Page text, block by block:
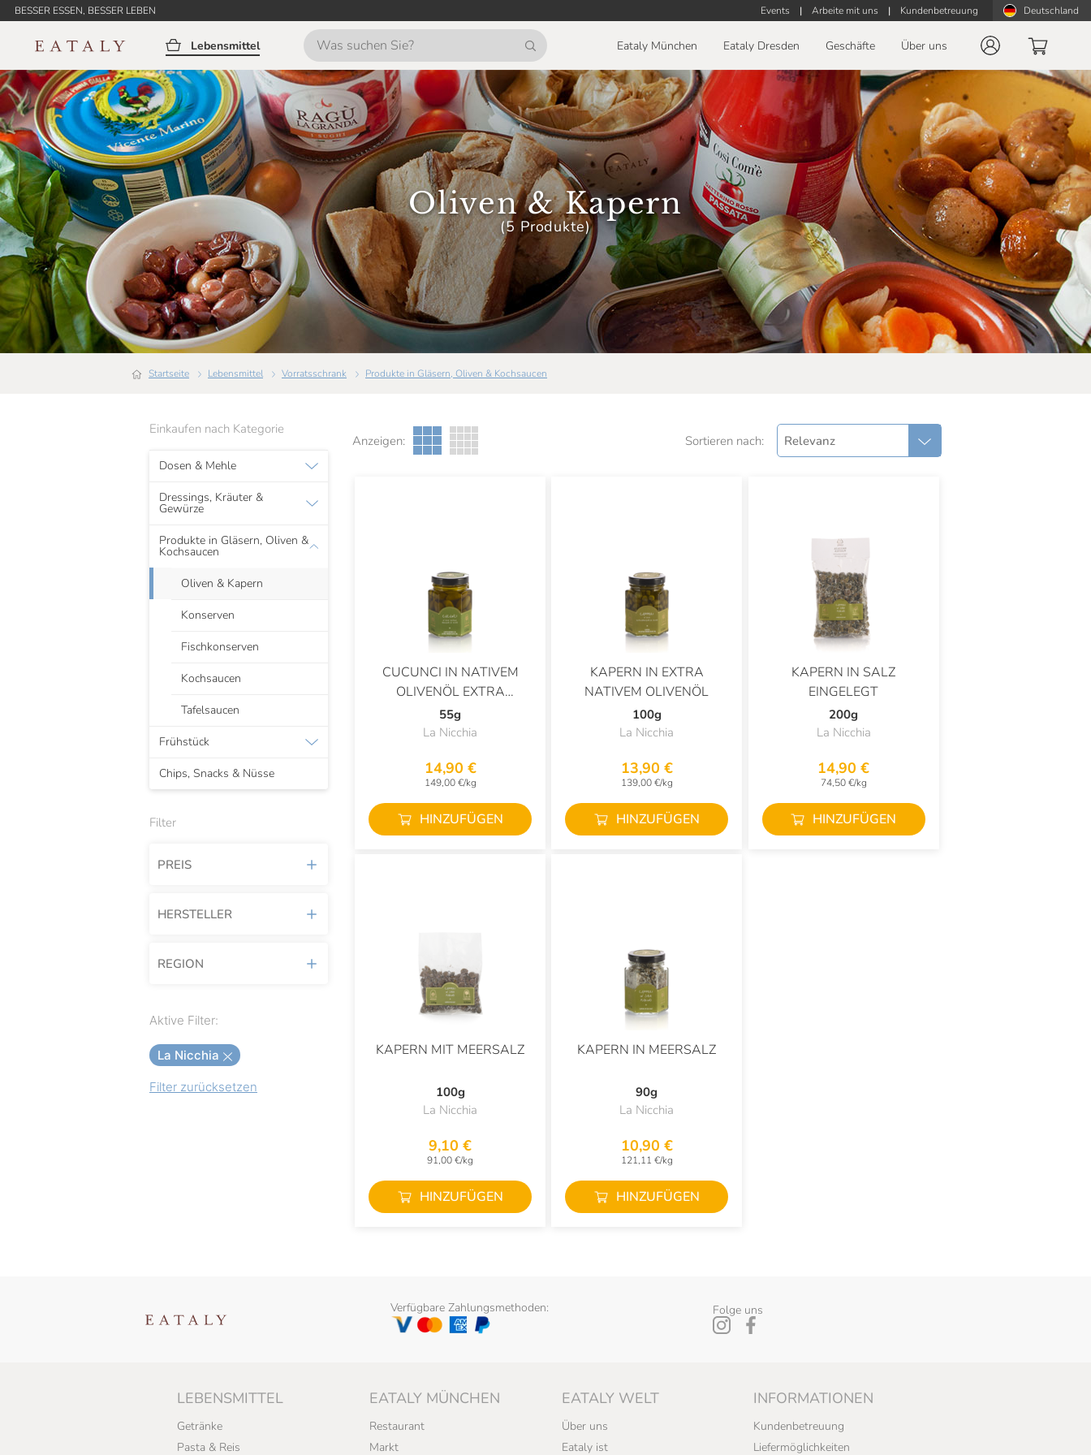
BESSER ESSEN, BESSER LEBEN Events | Arbeite mit uns | Kundenbetreuung Deutschland
Lebensmittel Eataly München Eataly Dresden Geschäfte Über uns
Oliven & Kapern
(5 Produkte)
Startseite Lebensmittel Vorratsschrank Produkte in Gläsern, Oliven & Kochsaucen
Einkaufen nach Kategorie
Dosen & Mehle
Dressings, Kräuter &
Gewürze
Produkte in Gläsern, Oliven &
Kochsaucen
Oliven & Kapern
Konserven
Fischkonserven
Kochsaucen
Tafelsaucen
Frühstück
Chips, Snacks & Nüsse
Filter
PREIS
Wählen Sie die Preisspanne:
HERSTELLER
De Carlo
Niasca Portofino
Roi
REGION
Sicilia
Aktive Filter:
La Nicchia
Filter zurücksetzen
Anzeigen: Sortieren nach: Relevanz
CUCUNCI IN NATIVEM
OLIVENÖL EXTRA
EINGELEGT
55g
La Nicchia
14,90 €
149,00 €/kg
HINZUFÜGEN
KAPERN IN EXTRA
NATIVEM OLIVENÖL
100g
La Nicchia
13,90 €
139,00 €/kg
HINZUFÜGEN
KAPERN IN SALZ
EINGELEGT
200g
La Nicchia
14,90 €
74,50 €/kg
HINZUFÜGEN
KAPERN MIT MEERSALZ
100g
La Nicchia
9,10 €
91,00 €/kg
HINZUFÜGEN
KAPERN IN MEERSALZ
90g
La Nicchia
10,90 €
121,11 €/kg
HINZUFÜGEN
Verfügbare Zahlungsmethoden: Folge uns
LEBENSMITTEL
Getränke
Pasta & Reis
EATALY MÜNCHEN
Restaurant
Markt
EATALY WELT
Über uns
Eataly ist
INFORMATIONEN
Kundenbetreuung
Liefermöglichkeiten